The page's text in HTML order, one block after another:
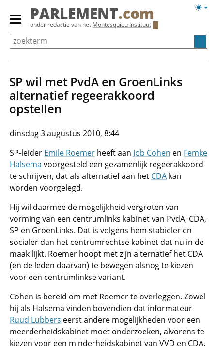
Overslaan
Primair
menu
tonen/verbergen
PARLEMENT.com
onder redactie van het Montesquieu Instituut
SP wil met PvdA en GroenLinks
alternatief regeerakkoord
opstellen
dinsdag 3 augustus 2010, 8:44
SP-leider Emile Roemer heeft aan Job Cohen en Femke
Halsema voorgesteld een gezamenlijk regeerakkoord
te schrijven, dat als alternatief aan het CDA kan
worden voorgelegd.
Hij wil daarmee de mogelijkheid vergroten van
vorming van een centrumlinks kabinet van PvdA, CDA,
SP en GroenLinks. Dat is volgens hem stabieler en
socialer dan het centrumrechtse kabinet dat nu in de
maak lijkt. Roemer hoopt met zijn alternatief het CDA
(en de leden daarvan) te bewegen alsnog te kiezen
voor een centrumlinkse variant.
Cohen is bereid om met Roemer te overleggen. Zowel
hij als Halsema vinden bovendien dat informateur
Ruud Lubbers eerst andere mogelijkheden voor een
meerderheidskabinet moet onderzoeken, alvorens te
kiezen voor een minderheidskabinet van VVD en CDA.